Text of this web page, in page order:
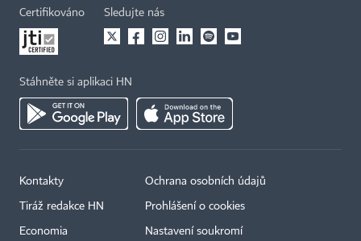
Certifikováno Sledujte nás
Stáhněte si aplikaci HN
Kontakty
Tiráž redakce HN
Economia
Ochrana osobních údajů
Prohlášení o cookies
Nastavení soukromí